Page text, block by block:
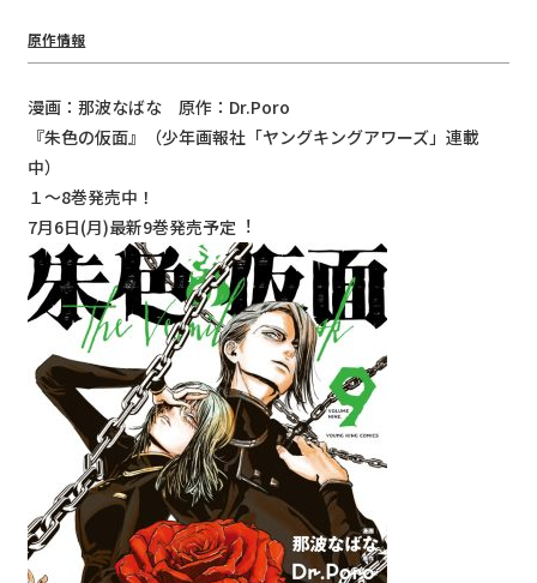
原作情報
漫画：那波なばな 原作：Dr.Poro
『朱色の仮面』（少年画報社「ヤングキングアワーズ」連載
中）
１～8巻発売中！
7⽉6⽇(⽉)最新9巻発売予定︕